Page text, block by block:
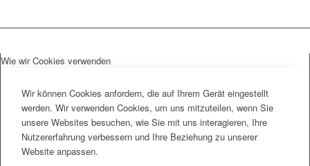
Wie wir Cookies verwenden
Wir können Cookies anfordern, die auf Ihrem Gerät eingestellt
werden. Wir verwenden Cookies, um uns mitzuteilen, wenn Sie
unsere Websites besuchen, wie Sie mit uns interagieren, Ihre
Nutzererfahrung verbessern und Ihre Beziehung zu unserer
Website anpassen.